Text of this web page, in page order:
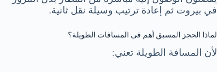
في بيروت ثم إعادة ترتيب وسيلة نقل ثانية.
لماذا الحجز المسبق أهم في المسافات الطويلة؟
لأن المسافة الطويلة تعني: